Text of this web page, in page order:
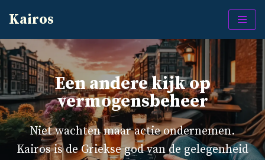
naar
de
inhoud
Kairos
Een andere kijk op
vermogensbeheer
Niet wachten maar actie ondernemen.
Kairos is de Griekse god van de gelegenheid